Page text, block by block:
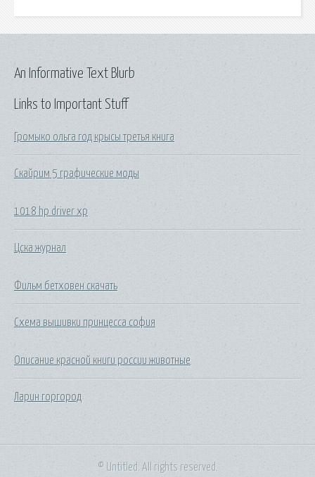
Links to Important Stuff
Громыко ольга год крысы третья книга
Скайрим 5 графические моды
1018 hp driver xp
Цска журнал
Фильм бетховен скачать
Схема вышивки принцесса софия
Описание красной книги россии животные
Ларин горгород
An Informative Text Blurb
© Untitled. All rights reserved.